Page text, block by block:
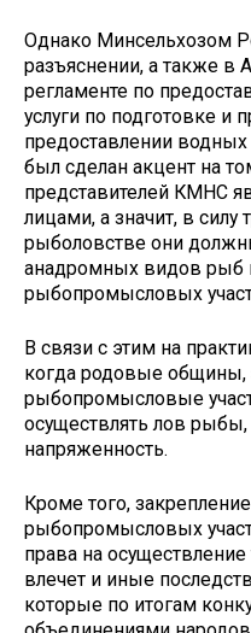
Однако Минсельхозом
разъяснении, а также в
регламенте по
услуги по подготовке и
предоставлении
был сделан акцент на
представителей КМНС
лицами, а значит, в
рыболовстве они
анадромных видов рыб
рыбопромысловых
В связи с этим на
когда родовые общины,
рыбопромысловые
осуществлять лов
напряженность.
Кроме того,
рыбопромысловых
права на
влечет и иные
которые по итогам